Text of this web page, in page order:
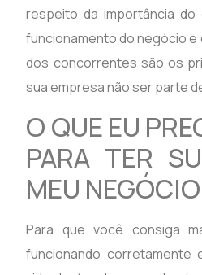
respeito da importância
funcionamento do negócio
dos concorrentes são os
sua empresa não ser parte
O QUE EU
PARA TER
MEU
Para que você consiga
funcionando corretamente